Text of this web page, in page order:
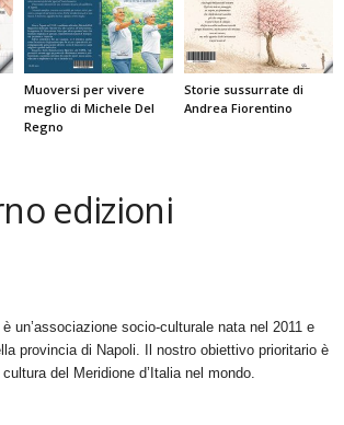
Muoversi per vivere
meglio di Michele Del
Regno
Storie sussurrate di
Andrea Fiorentino
edizioni
è un’associazione socio-culturale nata nel 2011 e
provincia di Napoli. Il nostro obiettivo prioritario è
del Meridione d’Italia nel mondo.